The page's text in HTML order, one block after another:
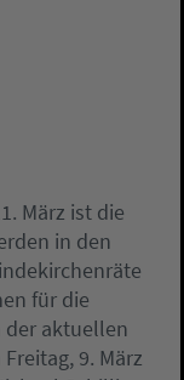
März ist die
in den
für die
der aktuellen
9. März